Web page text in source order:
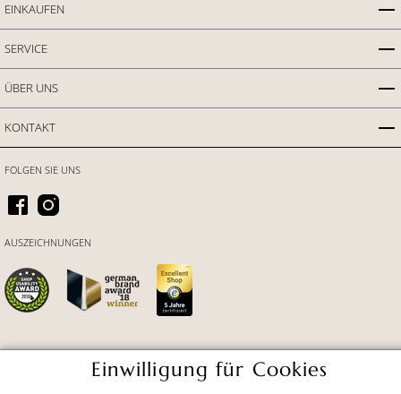
EINKAUFEN
SERVICE
ÜBER UNS
KONTAKT
FOLGEN SIE UNS
AUSZEICHNUNGEN
Einwilligung für Cookies